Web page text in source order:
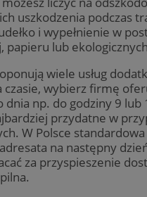
uszkodzenia podczas
i wypełnienie w
papieru lub
wiele usług
czasie, wybierz firmę
dnia np. do godziny 9 lub
przydatne w
W Polsce
na następny
za przyspieszenie